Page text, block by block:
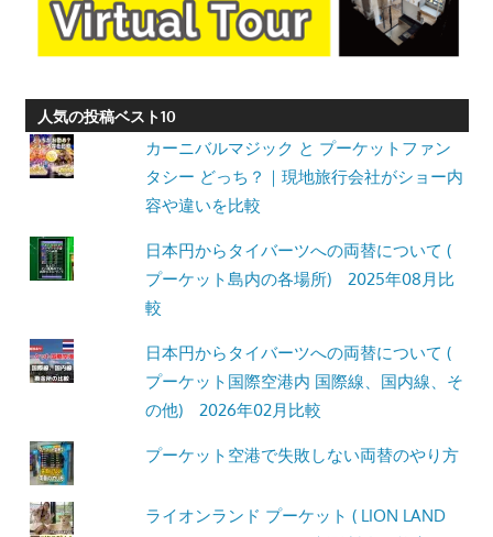
人気の投稿ベスト10
カーニバルマジック と プーケットファン
タシー どっち？｜現地旅行会社がショー内
容や違いを比較
日本円からタイバーツへの両替について (
プーケット島内の各場所) 2025年08月比
較
日本円からタイバーツへの両替について (
プーケット国際空港内 国際線、国内線、そ
の他) 2026年02月比較
プーケット空港で失敗しない両替のやり方
ライオンランド プーケット ( LION LAND